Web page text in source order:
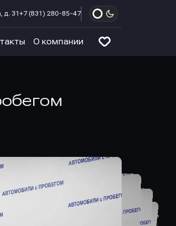
д. 31 +7 (831) 280-85-47
О компании